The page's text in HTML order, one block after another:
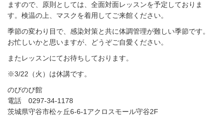
ますので、原則としては、全面対面レッスンを予定しておりま
す。検温の上、マスクを着用してご来館ください。
季節の変わり目で、感染対策と共に体調管理が難しい季節です。
お忙しいかと思いますが、どうぞご自愛ください。
またレッスンにてお待ちしております。
※3/22（火）は休講です。
のびのび館
電話 0297-34-1178
茨城県守谷市松ヶ丘6-6-1アクロスモール守谷2F